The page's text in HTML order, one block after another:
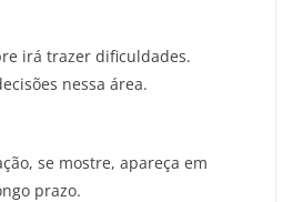
irá trazer dificuldades.
nessa área.
se mostre, apareça em
prazo.